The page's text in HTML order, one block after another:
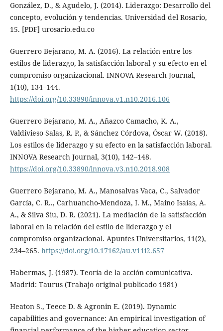
González, D., & Agudelo, J. (2014). Liderazgo: Desarrollo del
concepto, evolución y tendencias. Universidad del Rosario,
15. [PDF] urosario.edu.co
Guerrero Bejarano, M. A. (2016). La relación entre los
estilos de liderazgo, la satisfacción laboral y su efecto en el
compromiso organizacional. INNOVA Research Journal,
1(10), 134–144.
https://doi.org/10.33890/innova.v1.n10.2016.106
Guerrero Bejarano, M. A., Añazco Camacho, K. A.,
Valdivieso Salas, R. P., & Sánchez Córdova, Óscar W. (2018).
Los estilos de liderazgo y su efecto en la satisfacción laboral.
INNOVA Research Journal, 3(10), 142–148.
https://doi.org/10.33890/innova.v3.n10.2018.908
Guerrero Bejarano, M. A., Manosalvas Vaca, C., Salvador
García, C. R.., Carhuancho-Mendoza, I. M., Maino Isaías, A.
A., & Silva Siu, D. R. (2021). La mediación de la satisfacción
laboral en la relación del estilo de liderazgo y el
compromiso organizacional. Apuntes Universitarios, 11(2),
234–265. https://doi.org/10.17162/au.v11i2.657
Habermas, J. (1987). Teoría de la acción comunicativa.
Madrid: Taurus (Trabajo original publicado 1981)
Heaton S., Teece D. & Agronin E. (2019). Dynamic
capabilities and governance: An empirical investigation of